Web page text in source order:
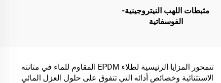
مثبطات اللهب النيتروجينية-
الفوسفاتية
تتمحور المزايا الرئيسية لطلاء EPDM المقاوم للماء في متانته
الاستثنائية وخصائص أدائه التي تتفوق على حلول العزل المائي